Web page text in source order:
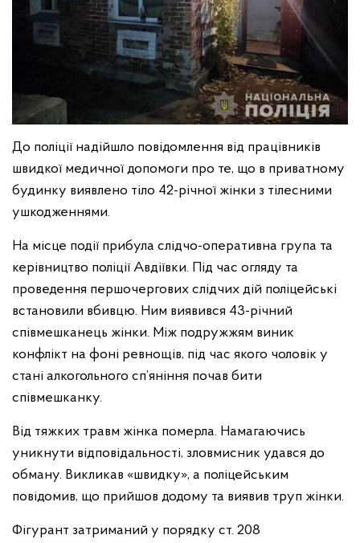
До поліції надійшло повідомлення від працівників
швидкої медичної допомоги про те, що в приватному
будинку виявлено тіло 42-річної жінки з тілесними
ушкодженнями.
На місце події прибула слідчо-оперативна група та
керівництво поліції Авдіївки. Під час огляду та
проведення першочергових слідчих дій поліцейські
встановили вбивцю. Ним виявився 43-річний
співмешканець жінки. Між подружжям виник
конфлікт на фоні ревнощів, під час якого чоловік у
стані алкогольного сп’яніння почав бити
співмешканку.
Від тяжких травм жінка померла. Намагаючись
уникнути відповідальності, зловмисник удався до
обману. Викликав «швидку», а поліцейським
повідомив, що прийшов додому та виявив труп жінки.
Фігурант затриманий у порядку ст. 208